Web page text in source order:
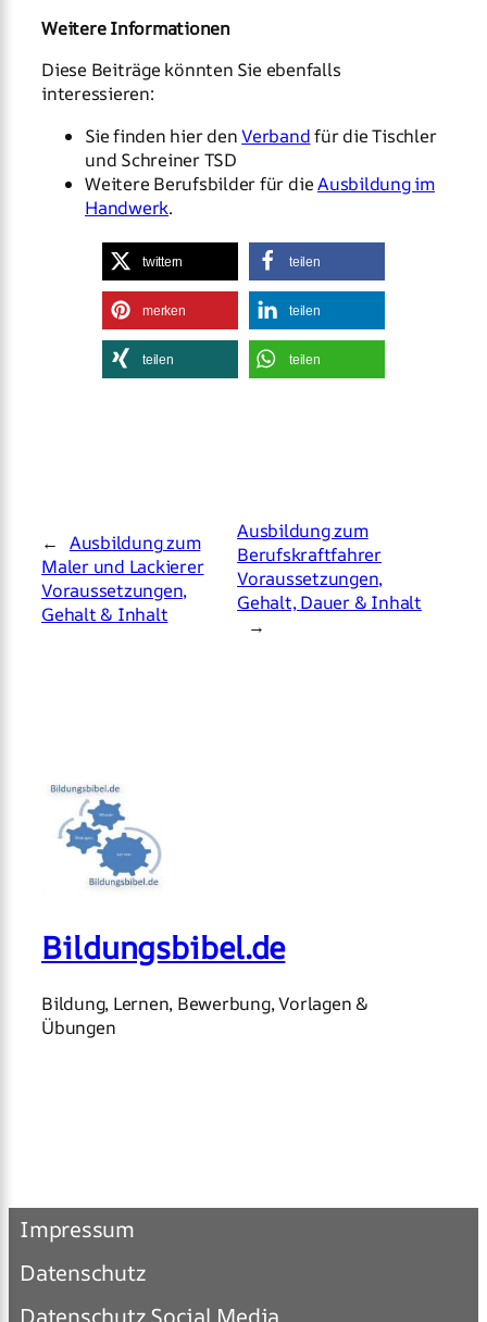
Weitere Informationen
Diese Beiträge könnten Sie ebenfalls
interessieren:
Sie finden hier denVerbandfür die Tischler
und Schreiner TSD
Weitere Berufsbilder für dieAusbildung im
Handwerk.
twittern teilen
merken teilen
teilen teilen
← Ausbildung zum
Maler und Lackierer
Voraussetzungen,
Gehalt & Inhalt
Ausbildung zum
Berufskraftfahrer
Voraussetzungen,
Gehalt, Dauer & Inhalt
→
Bildungsbibel.de
Bildung, Lernen, Bewerbung, Vorlagen &
Übungen
Impressum
Datenschutz
Datenschutz Social Media